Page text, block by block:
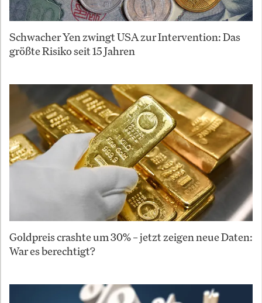
Schwacher Yen zwingt USA zur Intervention: Das
größte Risiko seit 15 Jahren
Goldpreis crashte um 30% – jetzt zeigen neue Daten:
War es berechtigt?